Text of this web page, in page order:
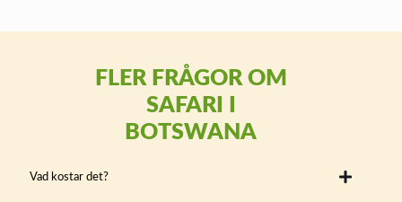
FLER FRÅGOR OM
SAFARI I
BOTSWANA
Vad kostar det?